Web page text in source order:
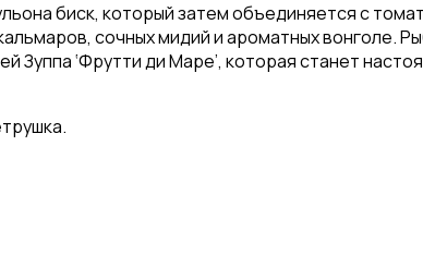
биск, который затем объединяется с
сочных мидий и ароматных вонголе.
Зуппа ‘Фрутти ди Маре’, которая станет